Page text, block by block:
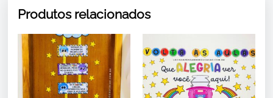
Produtos relacionados